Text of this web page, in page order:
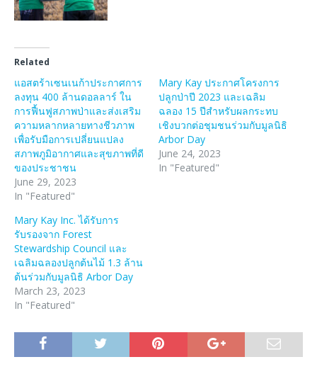
Related
แอสตร้าเซนเนก้าประกาศการ
ลงทุน 400 ล้านดอลลาร์ ใน
การฟื้นฟูสภาพป่าและส่งเสริม
ความหลากหลายทางชีวภาพ
เพื่อรับมือการเปลี่ยนแปลง
สภาพภูมิอากาศและสุขภาพที่ดี
ของประชาชน
June 29, 2023
In "Featured"
Mary Kay ประกาศโครงการ
ปลูกป่าปี 2023 และเฉลิม
ฉลอง 15 ปีสำหรับผลกระทบ
เชิงบวกต่อชุมชนร่วมกับมูลนิธิ
Arbor Day
June 24, 2023
In "Featured"
Mary Kay Inc. ได้รับการ
รับรองจาก Forest
Stewardship Council และ
เฉลิมฉลองปลูกต้นไม้ 1.3 ล้าน
ต้นร่วมกับมูลนิธิ Arbor Day
March 23, 2023
In "Featured"